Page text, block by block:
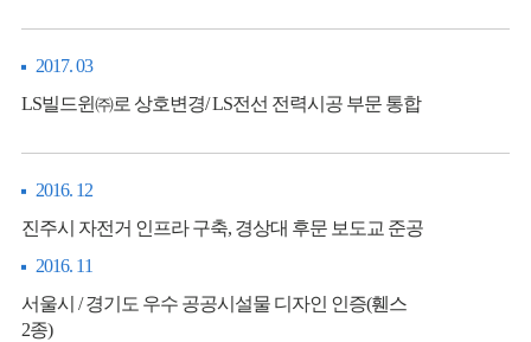
2017. 03
LS빌드윈㈜로 상호변경/ LS전선 전력시공 부문 통합
2016. 12
진주시 자전거 인프라 구축, 경상대 후문 보도교 준공
2016. 11
서울시 / 경기도 우수 공공시설물 디자인 인증(휀스
2종)